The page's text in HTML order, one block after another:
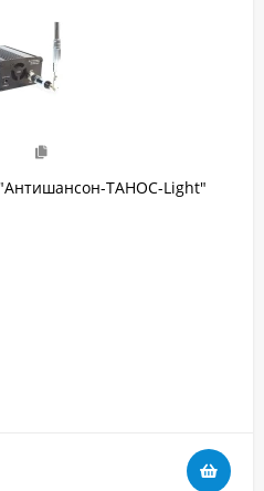
ТАНОС-Light"